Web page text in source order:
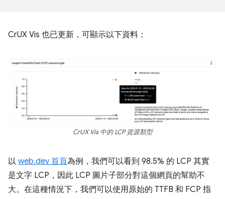
CrUX Vis 也已更新，可顯示以下資料：
CrUX Vis 中的 LCP 資源類型
以 web.dev 首頁為例，我們可以看到 98.5% 的 LCP 其實
是文字 LCP，因此 LCP 圖片子部分對這個網頁的幫助不
大。在這種情況下，我們可以使用原始的 TTFB 和 FCP 指